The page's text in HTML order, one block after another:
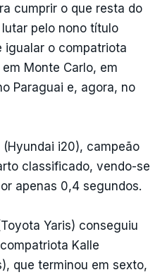
cumprir o que resta do
pelo nono título
igualar o compatriota
Monte Carlo, em
Paraguai e, agora, no
i20), campeão
classificado, vendo-se
apenas 0,4 segundos.
Yaris) conseguiu
Kalle
que terminou em sexto,